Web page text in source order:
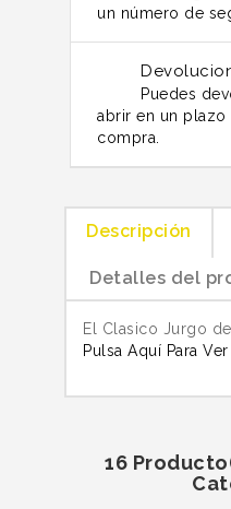
un número de
Puedes
abrir en un plazo
compra.
Descripción
Detalles del
El Clasico Jurgo
Pulsa Aquí Para
16